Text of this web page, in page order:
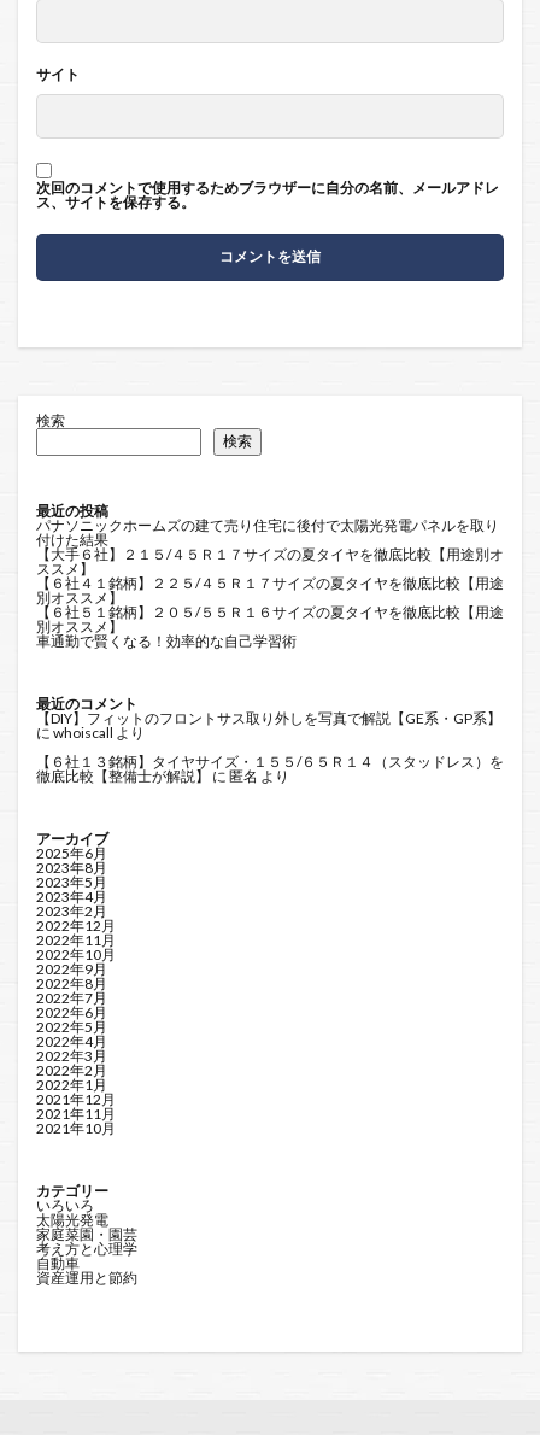
サイト
次回のコメントで使用するためブラウザーに自分の名前、メールアドレ
ス、サイトを保存する。
検索
検索
最近の投稿
パナソニックホームズの建て売り住宅に後付で太陽光発電パネルを取り
付けた結果
【大手６社】２１５/４５Ｒ１７サイズの夏タイヤを徹底比較【用途別オ
ススメ】
【６社４１銘柄】２２５/４５Ｒ１７サイズの夏タイヤを徹底比較【用途
別オススメ】
【６社５１銘柄】２０５/５５Ｒ１６サイズの夏タイヤを徹底比較【用途
別オススメ】
車通勤で賢くなる！効率的な自己学習術
最近のコメント
【DIY】フィットのフロントサス取り外しを写真で解説【GE系・GP系】
に whoiscall より
【６社１３銘柄】タイヤサイズ・１５５/６５Ｒ１４（スタッドレス）を
徹底比較【整備士が解説】 に 匿名 より
アーカイブ
2025年6月
2023年8月
2023年5月
2023年4月
2023年2月
2022年12月
2022年11月
2022年10月
2022年9月
2022年8月
2022年7月
2022年6月
2022年5月
2022年4月
2022年3月
2022年2月
2022年1月
2021年12月
2021年11月
2021年10月
カテゴリー
いろいろ
太陽光発電
家庭菜園・園芸
考え方と心理学
自動車
資産運用と節約